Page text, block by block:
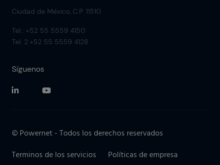
Ciudad de México, C.P. 11510
Tel.: +52 55 5559 4150
Tel. 2:+52 55 5559 4128
Síguenos
© Powernet - Todos los derechos reservados
Terminos de los servicios
Políticas de empresa